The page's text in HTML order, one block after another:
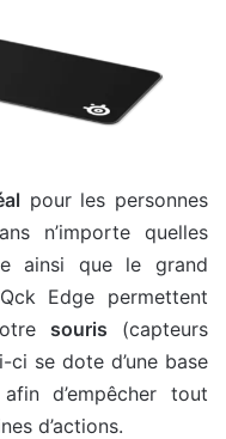
pour les personnes
n’importe quelles
ainsi que le grand
Edge permettent
souris (capteurs
se dote d’une base
afin d’empêcher tout
d’actions.